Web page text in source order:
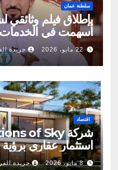
سلطنة عمان
بإطلاق فيلم وثائقي
أسهمت في الخدمات
22 مايو، 2026 جريدة
اقتصاد
استثمار عقاري برؤية
8 مايو، 2026 جريدة